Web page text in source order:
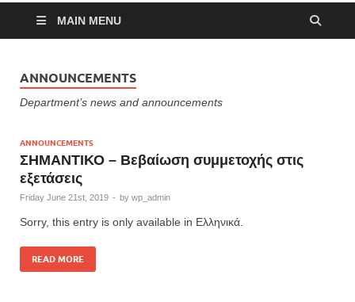
MAIN MENU
ANNOUNCEMENTS
Department’s news and announcements
ANNOUNCEMENTS
ΣΗΜΑΝΤΙΚΟ – Βεβαίωση συμμετοχής στις
εξετάσεις
Friday June 21st, 2019 - by wp_admin
Sorry, this entry is only available in Ελληνικά.
READ MORE